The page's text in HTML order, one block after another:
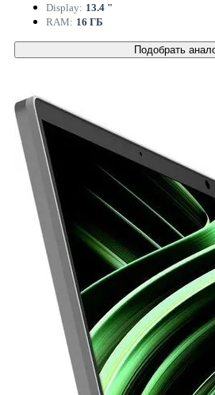
Display: 13.4 "
RAM: 16 ГБ
Подобрать